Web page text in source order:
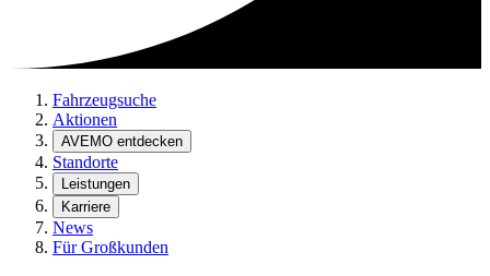
Fahrzeugsuche
Aktionen
AVEMO entdecken
Standorte
Leistungen
Karriere
News
Für Großkunden